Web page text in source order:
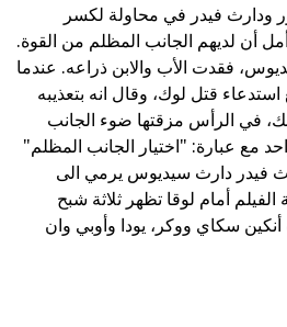
ودارث فيدر في محاولة لكسر
أن لديهم الجانب المظلم من القوة.
فقدت الأب والابن ذراعه. عندما
قتل لوك، وقال انه بتعذيبه
في الرأس مزقتها ضوء الجانب
مع عبارة: "اختيار الجانب المظلم"
فيدر دارث سيديوس يرمي الى
أمام لوقا تظهر ثلاثة شبح
سكاي ووكر، يودا وأوبي وان